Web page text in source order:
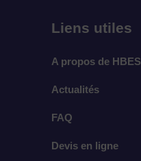
Liens utiles
A propos de HBES
Actualités
FAQ
Devis en ligne